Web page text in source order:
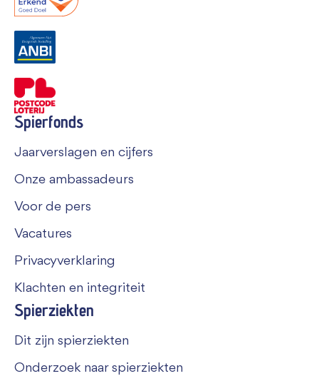
Spierfonds
Jaarverslagen en cijfers
Onze ambassadeurs
Voor de pers
Vacatures
Privacyverklaring
Klachten en integriteit
Spierziekten
Dit zijn spierziekten
Onderzoek naar spierziekten